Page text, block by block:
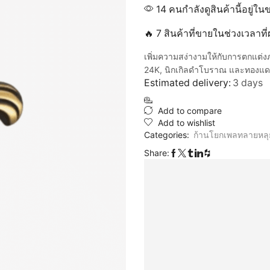
14 คนกำลังดูสินค้านี้อยู่ใ
🔥 7 สินค้าที่ขายในช่วงเวลา
เพิ่มความสง่างามให้กับการตกแ
24K, นิกเกิลดำโบราณ และทองแ
Estimated delivery: 3 days
Add to compare
Add to wishlist
Categories: ก้านโยกเพลทลายห
Share: